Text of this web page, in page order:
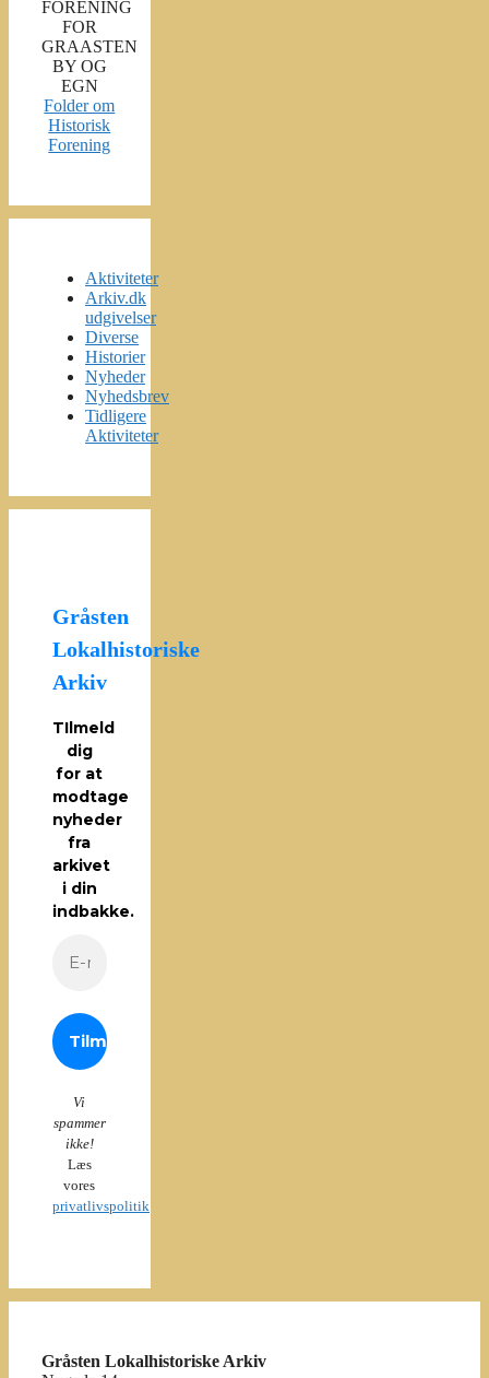
FORENING
FOR
GRAASTEN
BY OG
EGN
Folder om
Historisk
Forening
Aktiviteter
Arkiv.dk
udgivelser
Diverse
Historier
Nyheder
Nyhedsbrev
Tidligere
Aktiviteter
Gråsten
Lokalhistoriske
Arkiv
TIlmeld
dig
for at
modtage
nyheder
fra
arkivet
i din
indbakke.
Vi
spammer
ikke!
Læs
vores
privatlivspolitik
Gråsten Lokalhistoriske Arkiv